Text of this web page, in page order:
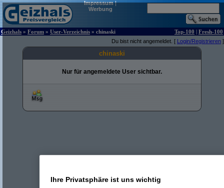
Impressum|
Werbung
Geizhals » Forum » User-Verzeichnis » chinaski Top-100 | Fresh-100
Du bist nicht angemeldet. [ Login/Registrieren ]
chinaski
Nur für angemeldete User sichtbar.
Ihre Privatsphäre ist uns wichtig